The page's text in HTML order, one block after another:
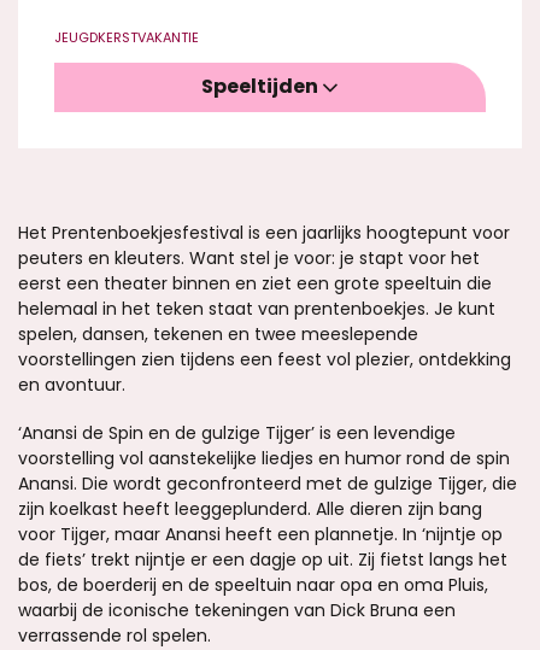
JEUGDKERSTVAKANTIE
Speeltijden
Het Prentenboekjesfestival is een jaarlijks hoogtepunt voor
peuters en kleuters. Want stel je voor: je stapt voor het
eerst een theater binnen en ziet een grote speeltuin die
helemaal in het teken staat van prentenboekjes. Je kunt
spelen, dansen, tekenen en twee meeslepende
voorstellingen zien tijdens een feest vol plezier, ontdekking
en avontuur.
‘Anansi de Spin en de gulzige Tijger’ is een levendige
voorstelling vol aanstekelijke liedjes en humor rond de spin
Anansi. Die wordt geconfronteerd met de gulzige Tijger, die
zijn koelkast heeft leeggeplunderd. Alle dieren zijn bang
voor Tijger, maar Anansi heeft een plannetje. In ‘nijntje op
de fiets’ trekt nijntje er een dagje op uit. Zij fietst langs het
bos, de boerderij en de speeltuin naar opa en oma Pluis,
waarbij de iconische tekeningen van Dick Bruna een
verrassende rol spelen.